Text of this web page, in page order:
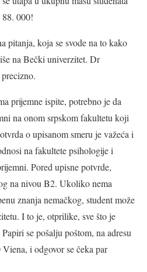
000!
pitanja, koja se svode na to kako
na Bečki univerzitet. Dr
prijemne ispite, potrebno je da
na onom srpskom fakultetu koji
o upisanom smeru je važeća i
na fakultete psihologije i
Pored upisne potvrde,
na nivou B2. Ukoliko nema
znanja nemačkog, student može
I to je, otprilike, sve što je
se pošalju poštom, na adresu
i odgovor se čeka par